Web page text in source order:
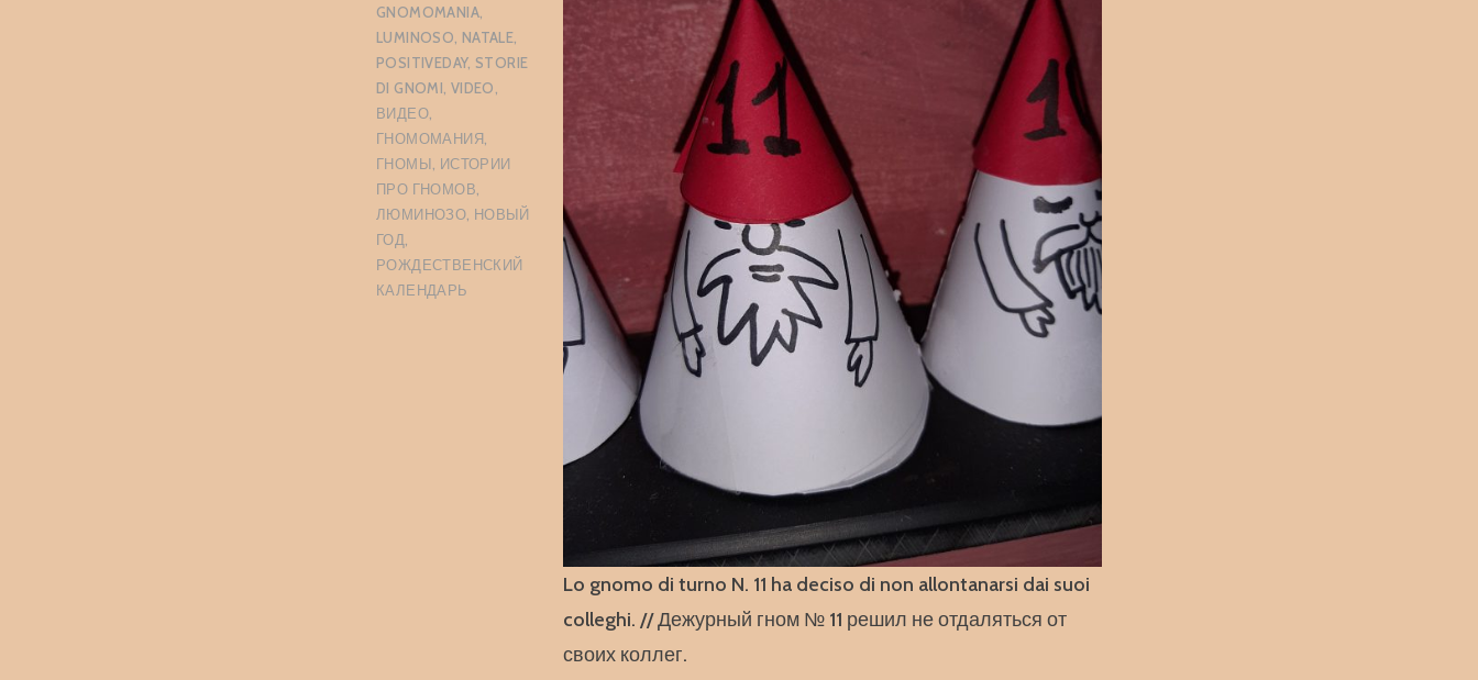
GNOMOMANIA,
LUMINOSO NATALE
POSITIVEDAY, STORIE
DI GNOMI VIDEO
ВИДЕО,
ГНОМОМАНИЯ,
ГНОМЫ ИСТОРИИ
ПРО ГНОМОВ
ЛЮМИНОЗО НОВЫЙ
ГОД
РОЖДЕСТВЕНСКИЙ
КАЛЕНДАРЬ
Lo gnomo di turno N. 11 ha deciso di non allontanarsi dai suoi
colleghi. // Дежурный гном № 11 решил не отдаляться от
своих коллег.